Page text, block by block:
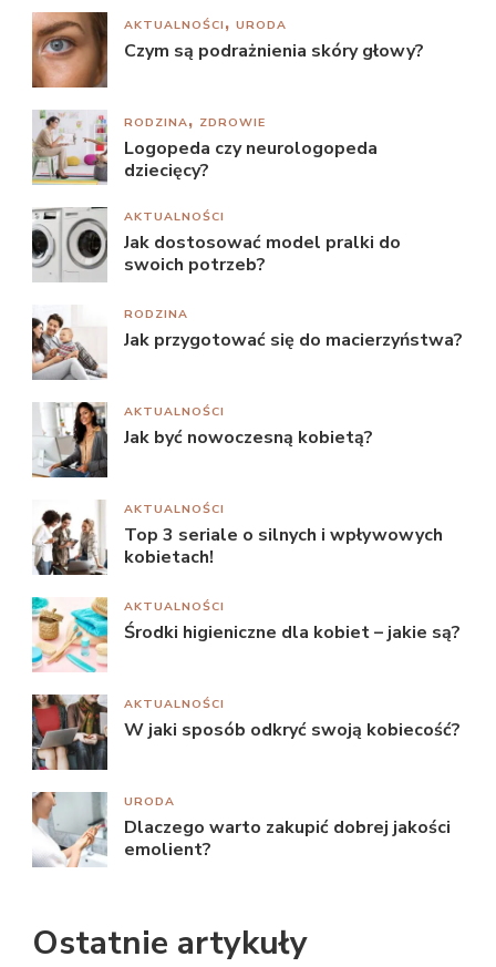
AKTUALNOŚCI URODA
Czym są podrażnienia skóry głowy?
RODZINA ZDROWIE
Logopeda czy neurologopeda
dziecięcy?
AKTUALNOŚCI
Jak dostosować model pralki do
swoich potrzeb?
RODZINA
Jak przygotować się do macierzyństwa?
AKTUALNOŚCI
Jak być nowoczesną kobietą?
AKTUALNOŚCI
Top 3 seriale o silnych i wpływowych
kobietach!
AKTUALNOŚCI
Środki higieniczne dla kobiet – jakie są?
AKTUALNOŚCI
W jaki sposób odkryć swoją kobiecość?
URODA
Dlaczego warto zakupić dobrej jakości
emolient?
Ostatnie artykuły